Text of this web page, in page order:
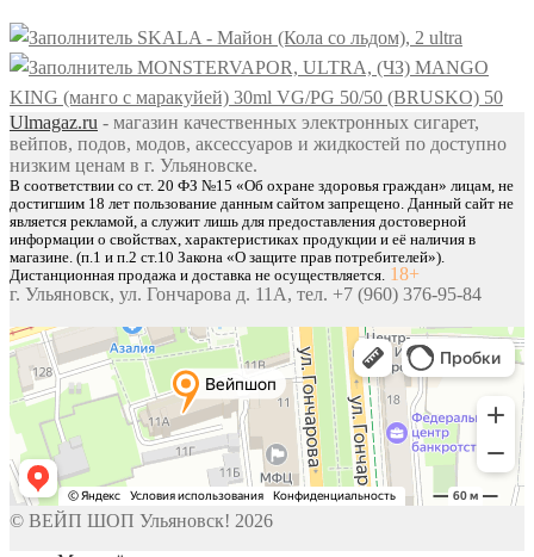
SKALA - Майон (Кола со льдом), 2 ultra
MONSTERVAPOR, ULTRA, (ЧЗ) MANGO
KING (манго с маракуйей) 30ml VG/PG 50/50 (BRUSKO) 50
Ulmagaz.ru - магазин качественных электронных сигарет,
вейпов, подов, модов, аксессуаров и жидкостей по доступно
низким ценам в г. Ульяновске.
В соответствии со ст. 20 ФЗ №15 «Об охране здоровья граждан» лицам, не
достигшим 18 лет пользование данным сайтом запрещено. Данный сайт не
является рекламой, а служит лишь для предоставления достоверной
информации о свойствах, характеристиках продукции и её наличия в
магазине. (п.1 и п.2 ст.10 Закона «О защите прав потребителей»).
Дистанционная продажа и доставка не осуществляется. 18+
г. Ульяновск, ул. Гончарова д. 11А, тел. +7 (960) 376-95-84
© ВЕЙП ШОП Ульяновск! 2026